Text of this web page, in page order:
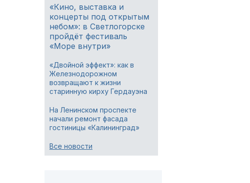
«Кино, выставка и
концерты под открытым
небом»: в Светлогорске
пройдёт фестиваль
«Море внутри»
«Двойной эффект»: как в
Железнодорожном
возвращают к жизни
старинную кирху Гердауэна
На Ленинском проспекте
начали ремонт фасада
гостиницы «Калининград»
Все новости